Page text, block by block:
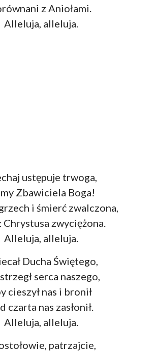
z Aniołami.
Alleluja, alleluja.
ustępuje trwoga,
Zbawiciela Boga!
i śmierć zwalczona,
Chrystusa zwyciężona.
Alleluja, alleluja.
Ducha Świętego,
serca naszego,
cieszył nas i bronił
czarta nas zasłonił.
Alleluja, alleluja.
patrzajcie,